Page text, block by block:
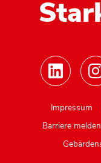
Impressum
Barriere melden